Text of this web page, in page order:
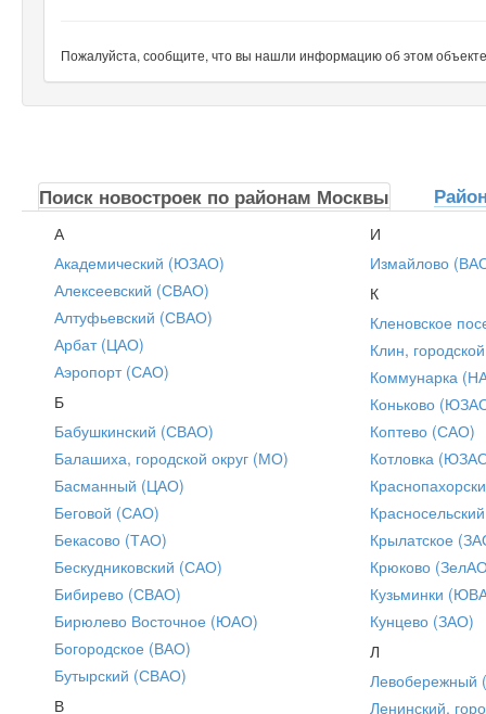
Пожалуйста, сообщите, что вы нашли информацию об этом
Поиск новостроек по районам Москвы
А
Академический (ЮЗАО)
Алексеевский (СВАО)
Алтуфьевский (СВАО)
Арбат (ЦАО)
Аэропорт (САО)
Б
Бабушкинский (СВАО)
Балашиха, городской округ (МО)
Басманный (ЦАО)
Беговой (САО)
Бекасово (ТАО)
Бескудниковский (САО)
Бибирево (СВАО)
Бирюлево Восточное (ЮАО)
Богородское (ВАО)
Бутырский (СВАО)
В
И
Измайлово
К
Кленовское
Клин,
Коммунарка
Коньково
Коптево (САО)
Котловка
Крылатское
Крюково
Кузьминки
Кунцево (ЗАО)
Л
Ленинский,